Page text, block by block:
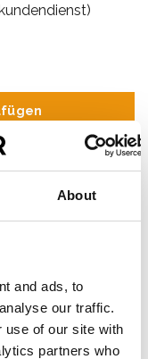
About
and ads, to
our traffic.
use of our site with
partners who
Produkte